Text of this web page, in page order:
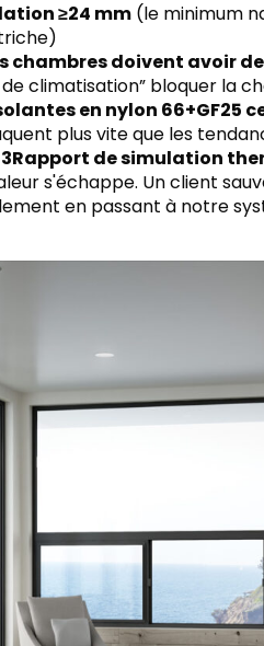
≥24 mm (le minimum
chambres doivent avoir
climatisation” bloquer la
en nylon 66+GF25
plus vite que les
3Rapport de simulation
s'échappe. Un client
en passant à notre